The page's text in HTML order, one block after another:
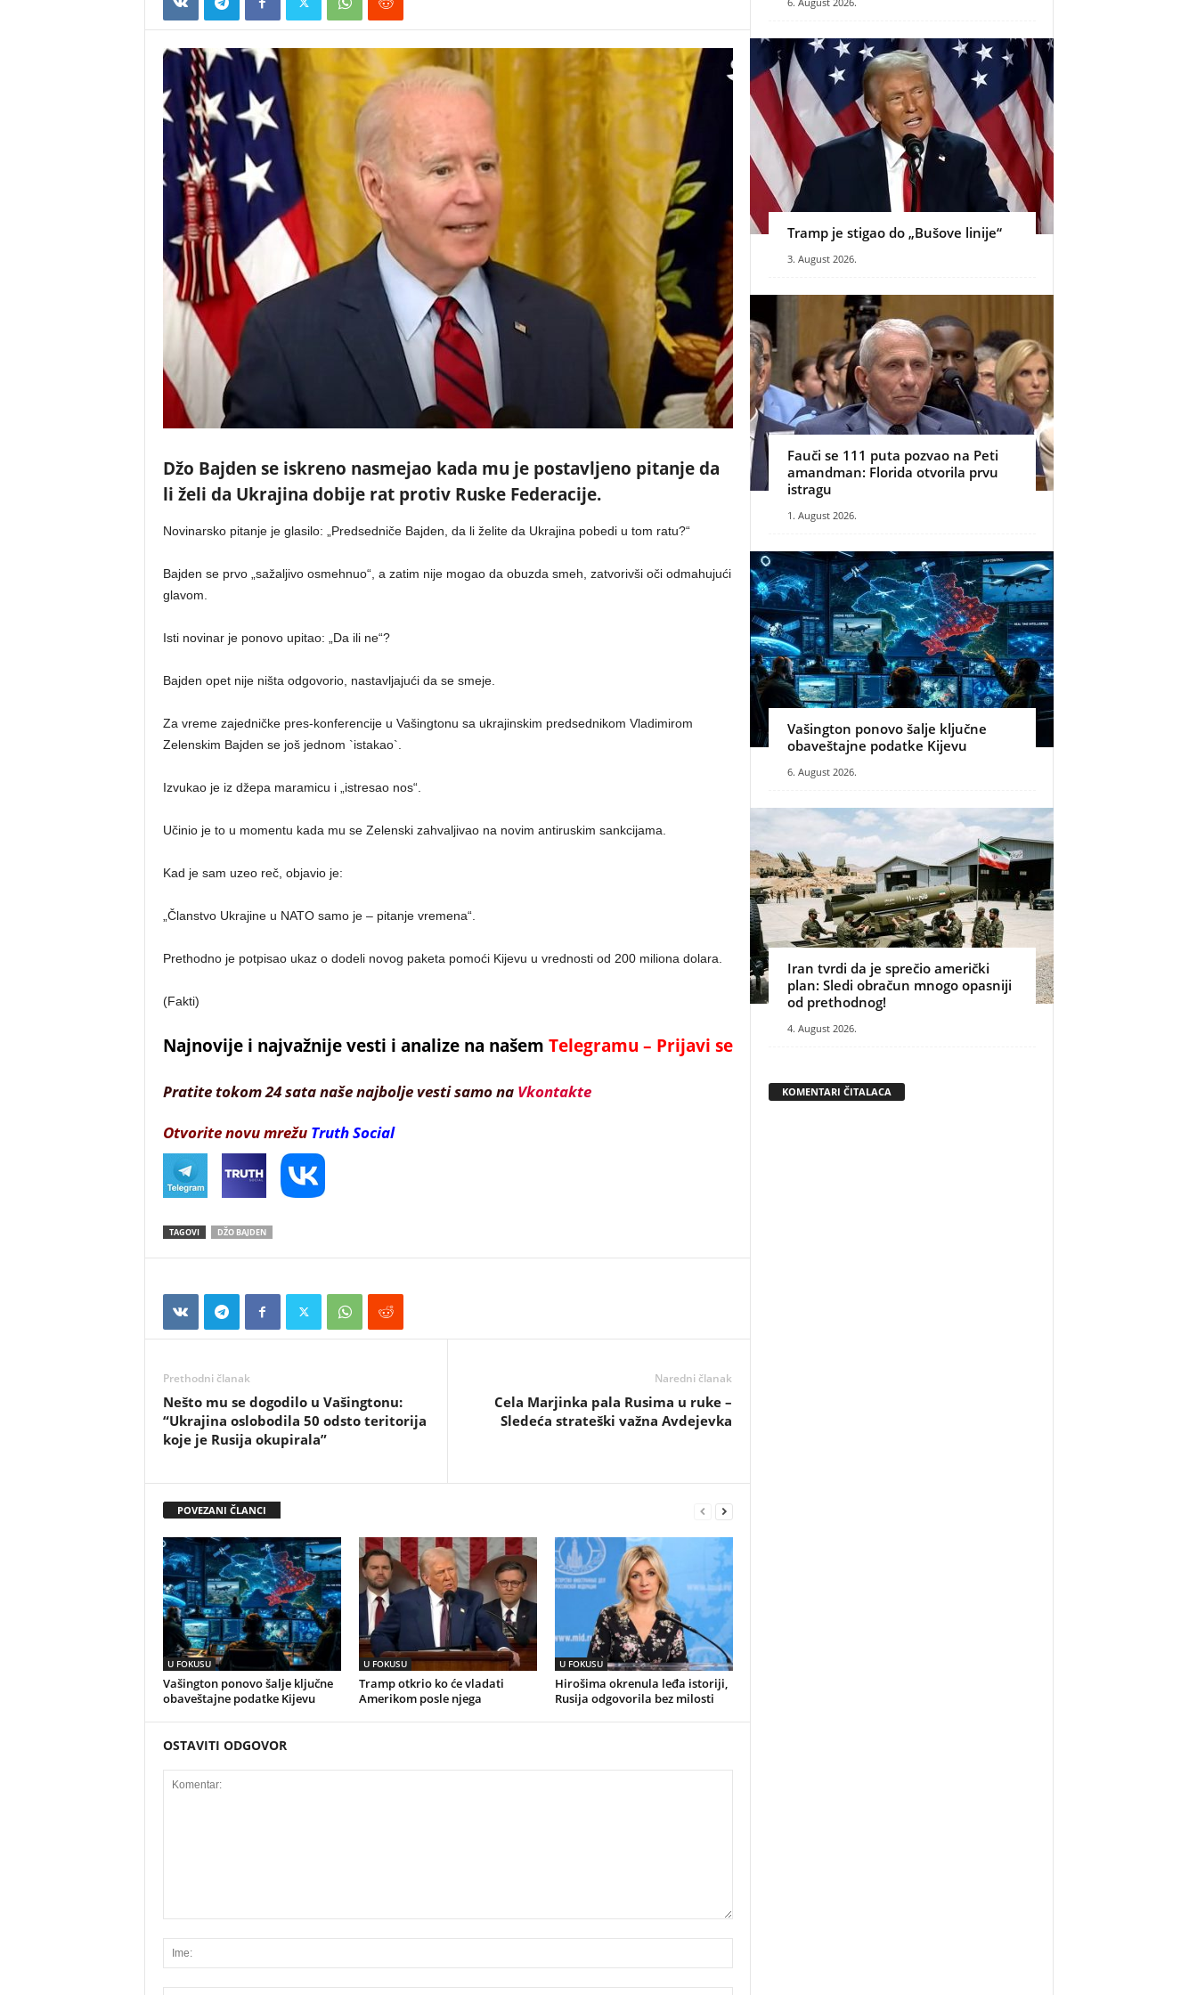
Džo Bajden se iskreno nasmejao kada mu je postavljeno pitanje da
li želi da Ukrajina dobije rat protiv Ruske Federacije.
Novinarsko pitanje je glasilo: „Predsedniče Bajden, da li želite da Ukrajina pobedi u tom ratu?“
Bajden se prvo „sažaljivo osmehnuo“, a zatim nije mogao da obuzda smeh, zatvorivši oči odmahujući
glavom.
Isti novinar je ponovo upitao: „Da ili ne“?
Bajden opet nije ništa odgovorio, nastavljajući da se smeje.
Za vreme zajedničke pres-konferencije u Vašingtonu sa ukrajinskim predsednikom Vladimirom
Zelenskim Bajden se još jednom `istakao`.
Izvukao je iz džepa maramicu i „istresao nos“.
Učinio je to u momentu kada mu se Zelenski zahvaljivao na novim antiruskim sankcijama.
Kad je sam uzeo reč, objavio je:
„Članstvo Ukrajine u NATO samo je – pitanje vremena“.
Prethodno je potpisao ukaz o dodeli novog paketa pomoći Kijevu u vrednosti od 200 miliona dolara.
(Fakti)
Najnovije i najvažnije vesti i analize na našem Telegramu – Prijavi se
Pratite tokom 24 sata naše najbolje vesti samo na Vkontakte
Otvorite novu mrežu Truth Social
TAGOVI DŽO BAJDEN
Prethodni članak
Nešto mu se dogodilo u Vašingtonu:
“Ukrajina oslobodila 50 odsto teritorija
koje je Rusija okupirala”
Naredni članak
Cela Marjinka pala Rusima u ruke –
Sledeća strateški važna Avdejevka
POVEZANI ČLANCI
U FOKUSU
Vašington ponovo šalje ključne
obaveštajne podatke Kijevu
U FOKUSU
Tramp otkrio ko će vladati
Amerikom posle njega
U FOKUSU
Hirošima okrenula leđa istoriji,
Rusija odgovorila bez milosti
OSTAVITI ODGOVOR
Tramp je stigao do „Bušove linije“
3. August 2026.
Fauči se 111 puta pozvao na Peti
amandman: Florida otvorila prvu
istragu
1. August 2026.
Vašington ponovo šalje ključne
obaveštajne podatke Kijevu
6. August 2026.
Iran tvrdi da je sprečio američki
plan: Sledi obračun mnogo opasniji
od prethodnog!
4. August 2026.
KOMENTARI ČITALACA